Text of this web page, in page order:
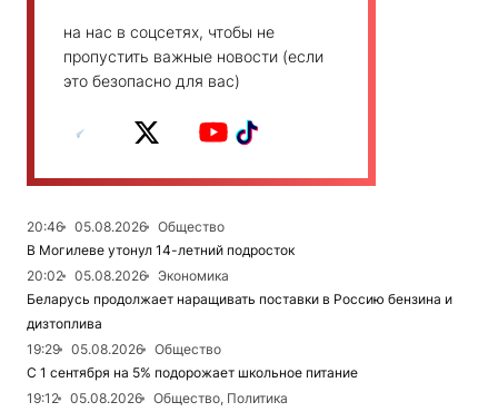
на нас в соцсетях, чтобы не
пропустить важные новости (если
это безопасно для вас)
20:46 05.08.2026
Общество
В Могилеве утонул 14-летний подросток
20:02
05.08.2026
Экономика
Беларусь продолжает наращивать поставки в Россию бензина и
дизтоплива
19:29
05.08.2026
Общество
С 1 сентября на 5% подорожает школьное питание
19:12
05.08.2026
Общество, Политика